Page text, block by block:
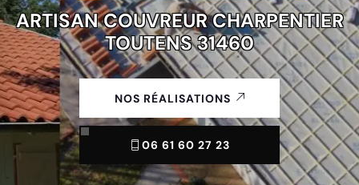
ARTISAN COUVREUR CHARPENTIER
TOUTENS 31460
NOS RÉALISATIONS
06 61 60 27 23